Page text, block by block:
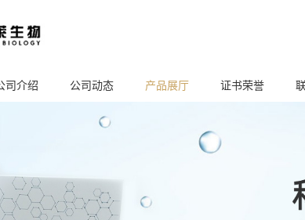
司介绍 公司动态 产品展厅 证书荣誉